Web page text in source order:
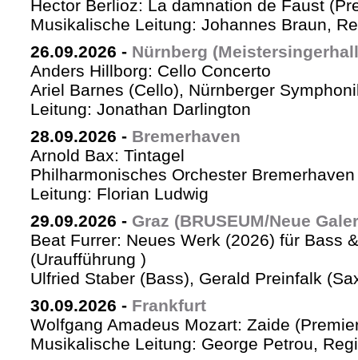
Hector Berlioz: La damnation de Faust
Musikalische Leitung: Johannes Braun,
26.09.2026 - Nürnberg
Anders Hillborg: Cello Concerto
Ariel Barnes (Cello), Nürnberger
Leitung: Jonathan Darlington
28.09.2026 - Bremerhaven
Arnold Bax: Tintagel
Philharmonisches Orchester
Leitung: Florian Ludwig
29.09.2026 - Graz (BRUSEUM/Neue
Beat Furrer: Neues Werk (2026) für Bass
(Uraufführung )
Ulfried Staber (Bass), Gerald Preinfalk
30.09.2026 - Frankfurt
Wolfgang Amadeus Mozart: Zaide
Musikalische Leitung: George Petrou,